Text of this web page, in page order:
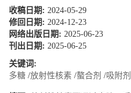
收稿日期: 2024-05-29
修回日期: 2024-12-23
网络出版日期: 2025-06-23
刊出日期: 2025-06-25
关键词:
多糖 /放射性核素 /螯合剂 /吸附剂